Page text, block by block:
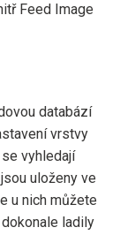
Feed Image
databází
vrstvy
vyhledají
uloženy ve
u nich můžete
ladily